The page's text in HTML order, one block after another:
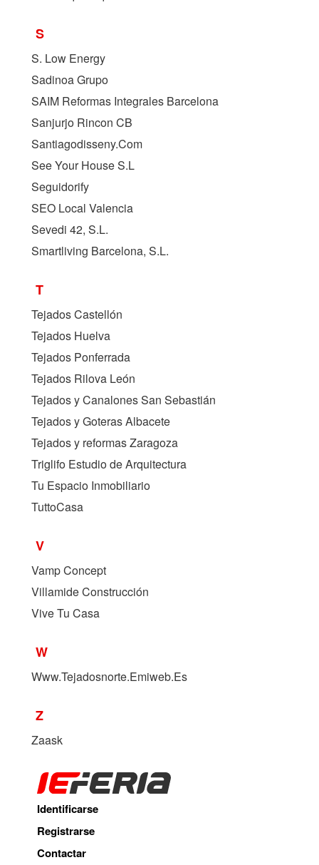
S
S. Low Energy
Sadinoa Grupo
SAIM Reformas Integrales Barcelona
Sanjurjo Rincon CB
Santiagodisseny.Com
See Your House S.L
Seguidorify
SEO Local Valencia
Sevedi 42, S.L.
Smartliving Barcelona, S.L.
T
Tejados Castellón
Tejados Huelva
Tejados Ponferrada
Tejados Rilova León
Tejados y Canalones San Sebastián
Tejados y Goteras Albacete
Tejados y reformas Zaragoza
Triglifo Estudio de Arquitectura
Tu Espacio Inmobiliario
TuttoCasa
V
Vamp Concept
Villamide Construcción
Vive Tu Casa
W
Www.Tejadosnorte.Emiweb.Es
Z
Zaask
Identificarse
Registrarse
Contactar